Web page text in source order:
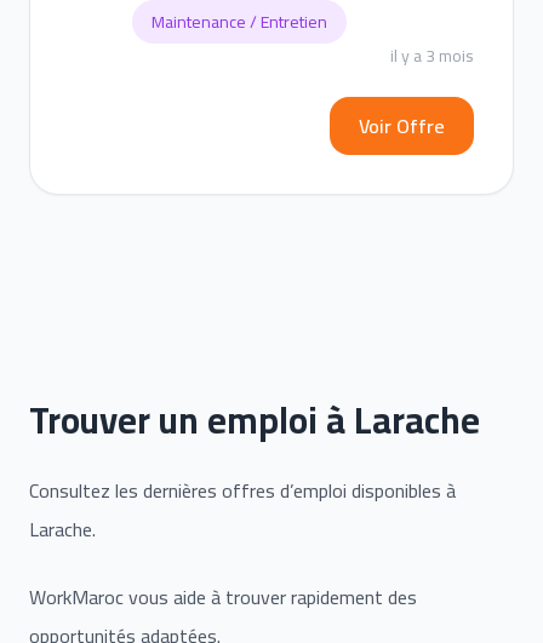
Maintenance / Entretien
il y a 3 mois
Voir Offre
Trouver un emploi à Larache
Consultez les dernières offres d’emploi disponibles à
Larache.
WorkMaroc vous aide à trouver rapidement des
opportunités adaptées.